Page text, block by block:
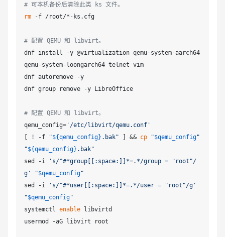
# 可本机备份后清除此类 ks 文件。
rm -f /root/*-ks.cfg
# 配置 QEMU 和 libvirt。
dnf install -y @virtualization qemu-system-aarch64
qemu-system-loongarch64 telnet vim
dnf autoremove -y
dnf group remove -y LibreOffice
# 配置 QEMU 和 libvirt。
qemu_config='/etc/libvirt/qemu.conf'
[ ! -f
"${qemu_config} .bak" ] && cp "$qemu_config"
"${qemu_config} .bak"
sed -i
's/^#*group[[:space:]]*=.*/group = "root"/
g'
"$qemu_config"
sed -i
's/^#*user[[:space:]]*=.*/user = "root"/g'
"$qemu_config"
systemctl enable libvirtd
usermod -aG libvirt root